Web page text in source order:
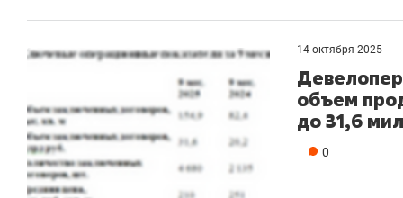
14 октября 2025
объем
до 31,6
0